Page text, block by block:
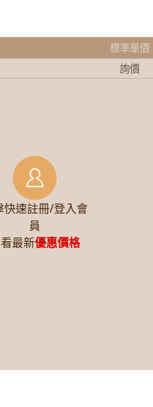
快速註冊/登入會
員
最新優惠價格
標準單價
詢價